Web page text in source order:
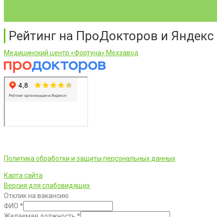
Рейтинг на ПроДокторов и Яндекс
Медицинский центр «Фортуна» Мехзавод
Политика обработки и защиты персональных данных
Карта сайта
Версия для слабовидящих
Отклик на вакансию
ФИО *